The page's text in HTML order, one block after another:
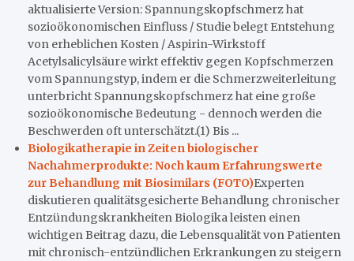
aktualisierte Version: Spannungskopfschmerz hat
sozioökonomischen Einfluss / Studie belegt Entstehung
von erheblichen Kosten / Aspirin-Wirkstoff
Acetylsalicylsäure wirkt effektiv gegen Kopfschmerzen
vom Spannungstyp, indem er die Schmerzweiterleitung
unterbricht Spannungskopfschmerz hat eine große
sozioökonomische Bedeutung - dennoch werden die
Beschwerden oft unterschätzt.(1) Bis ...
Biologikatherapie in Zeiten biologischer
Nachahmerprodukte: Noch kaum Erfahrungswerte
zur Behandlung mit Biosimilars (FOTO)Experten
diskutieren qualitätsgesicherte Behandlung chronischer
Entzündungskrankheiten Biologika leisten einen
wichtigen Beitrag dazu, die Lebensqualität von Patienten
mit chronisch-entzündlichen Erkrankungen zu steigern